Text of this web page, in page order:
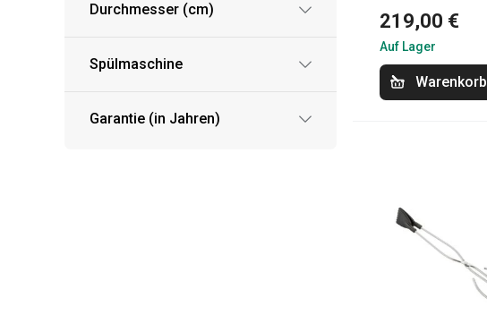
Durchmesser (cm)
Spülmaschine
Garantie (in Jahren)
219,00 €
Auf Lager
Warenkorb